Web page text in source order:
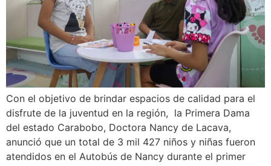
Con el objetivo de brindar espacios de calidad para el
disfrute de la juventud en la región, la Primera Dama
del estado Carabobo, Doctora Nancy de Lacava,
anunció que un total de 3 mil 427 niños y niñas fueron
atendidos en el Autobús de Nancy durante el primer